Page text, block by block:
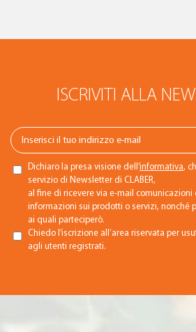
ISCRIVITI ALLA
Dichiaro la presa visione dell’informativa,
servizio di Newsletter di CLABER,
al fine di ricevere via e-mail
informazioni sui prodotti o servizi, nonché
ai quali parteciperò.
Chiedo l’iscrizione all’area riservata per
agli utenti registrati.